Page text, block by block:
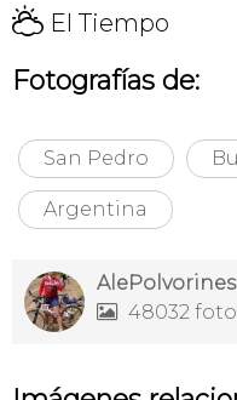
H El Tiempo
Fotografías de:
San Pedro
Argentina
AlePolvorines
 48032